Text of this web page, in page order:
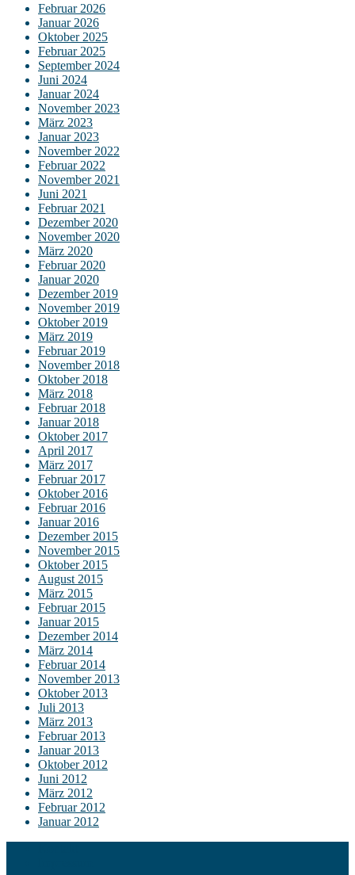
Februar 2026
Januar 2026
Oktober 2025
Februar 2025
September 2024
Juni 2024
Januar 2024
November 2023
März 2023
Januar 2023
November 2022
Februar 2022
November 2021
Juni 2021
Februar 2021
Dezember 2020
November 2020
März 2020
Februar 2020
Januar 2020
Dezember 2019
November 2019
Oktober 2019
März 2019
Februar 2019
November 2018
Oktober 2018
März 2018
Februar 2018
Januar 2018
Oktober 2017
April 2017
März 2017
Februar 2017
Oktober 2016
Februar 2016
Januar 2016
Dezember 2015
November 2015
Oktober 2015
August 2015
März 2015
Februar 2015
Januar 2015
Dezember 2014
März 2014
Februar 2014
November 2013
Oktober 2013
Juli 2013
März 2013
Februar 2013
Januar 2013
Oktober 2012
Juni 2012
März 2012
Februar 2012
Januar 2012